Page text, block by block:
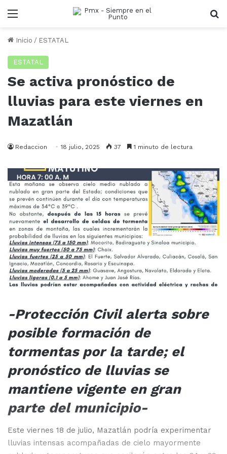
Menu
Inicio / ESTATAL
ESTATAL
Se activa pronóstico de
lluvias para este viernes en
Mazatlán
Redaccion 18 julio, 2025 37 1 minuto de lectura
-Protección Civil alerta sobre
posible formación de
tormentas por la tarde; el
pronóstico de lluvias se
mantiene vigente en gran
parte del municipio-
Este viernes 18 de julio, Mazatlán podría experimentar
lluvias intensas acompañadas de cielo mayormente